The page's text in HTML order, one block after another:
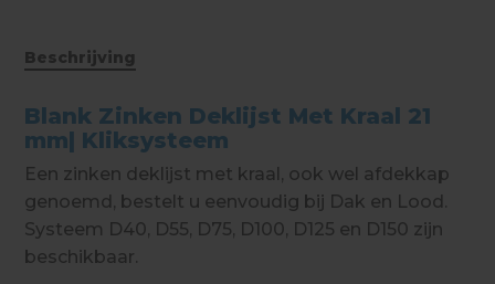
Beschrijving
Blank Zinken Deklijst Met Kraal 21
mm| Kliksysteem
Een zinken deklijst met kraal, ook wel afdekkap
genoemd, bestelt u eenvoudig bij Dak en Lood.
Systeem D40, D55, D75, D100, D125 en D150 zijn
beschikbaar.